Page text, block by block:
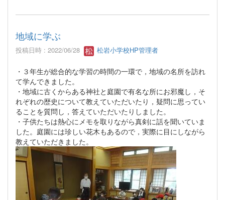
地域に学ぶ
投稿日時 : 2022/06/28 松岩小学校HP管理者
・３年生が総合的な学習の時間の一環で，地域の名所を訪れ
て学んできました。
・地域に古くからある神社と庭園で有名な所にお邪魔し，そ
れぞれの歴史について教えていただいたり，疑問に思ってい
ることを質問し，答えていただいたりしました。
・子供たちは熱心にメモを取りながら真剣に話を聞いていま
した。庭園には珍しい花木もあるので，実際に目にしながら
教えていただきました。